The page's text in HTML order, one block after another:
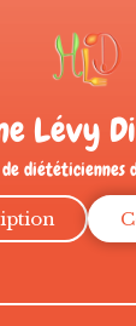
Lévy
diététiciennes